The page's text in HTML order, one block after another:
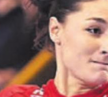
europäische Top-
Râmnicu Vâlcea nach
erneut
2026,
Die Murianerin ist